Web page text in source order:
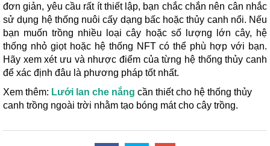
đơn giản, yêu cầu rất ít thiết lập, bạn chắc chắn nên cân nhắc
sử dụng hệ thống nuôi cấy dạng bấc hoặc thủy canh nổi. Nếu
bạn muốn trồng nhiều loại cây hoặc số lượng lớn cây, hệ
thống nhỏ giọt hoặc hệ thống NFT có thể phù hợp với bạn.
Hãy xem xét ưu và nhược điểm của từng hệ thống thủy canh
để xác định đâu là phương pháp tốt nhất.
Xem thêm: Lưới lan che nắng cần thiết cho hệ thống thủy
canh trồng ngoài trời nhằm tạo bóng mát cho cây trồng.